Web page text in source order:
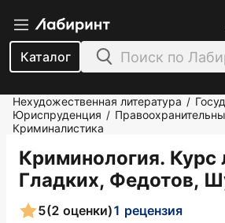
Каталог
Нехудожественная литература /
Юриспруденция /
Криминалистика
Криминология. Курс
Гладких, Федотов,
5(2 оценки)1 рецензия